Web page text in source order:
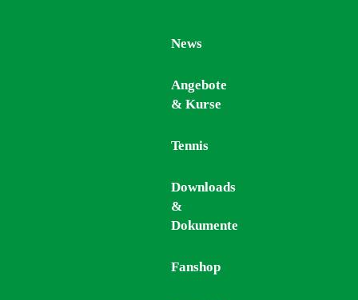
News
Angebote
& Kurse
Tennis
Downloads
&
Dokumente
Fanshop
News
Angebote
& Kurse
Tennis
Downloads
&
Dokumente
Fanshop